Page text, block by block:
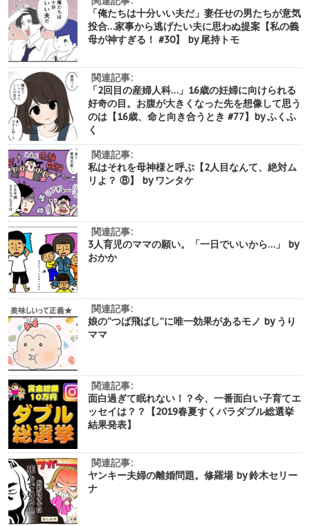
「俺たちは十分いい夫だ」妻任せの男たちが意気
投合…家事から逃げたい夫に思わぬ提案【私の義
母が神すぎる！ #30】 by 尾持トモ
関連記事:
「2回目の産婦人科…」16歳の妊婦に向けられる
好奇の目。お腹が大きくなった先を想像して思う
のは【16歳、命と向き合うとき #77】by ふくふ
く
関連記事:
私はそれを母神様と呼ぶ【2人目なんて、絶対ム
リよ？ ⑧】 by ワンタケ
関連記事:
3人育児のママの願い。「一日でいいから…」 by
おかか
関連記事:
娘の”つば飛ばし”に唯一効果があるモノ by うり
ママ
関連記事:
面白過ぎて眠れない！？今、一番面白い子育てエ
ッセイは？？【2019春夏すくパラダブル総選挙
結果発表】
関連記事:
ヤンキー夫婦の離婚問題。修羅場 by 鈴木セリー
ナ